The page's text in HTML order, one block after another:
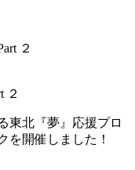
２
東北『夢』応援プロ
を開催しました！